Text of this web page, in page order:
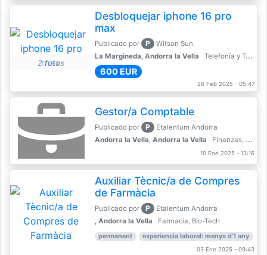
2 fotos
Desbloquejar iphone 16 pro
max
Publicado por P
Witson Sun
La Margineda, Andorra la Vella
Telefonía y Telecomunicaciones
600 EUR
26 Feb 2025 - 05:47
Gestor/a Comptable
Publicado por P
Etalentum Andorra
Andorra la Vella, Andorra la Vella
Finanzas, Contabilidad, Banca
10 Ene 2025 - 13:16
Auxiliar Tècnic/a de Compres
de Farmàcia
Publicado por P
Etalentum Andorra
, Andorra la Vella
Farmacia, Bio-Tech
permanent experiencia laboral: menys d'1 any
03 Ene 2025 - 09:43